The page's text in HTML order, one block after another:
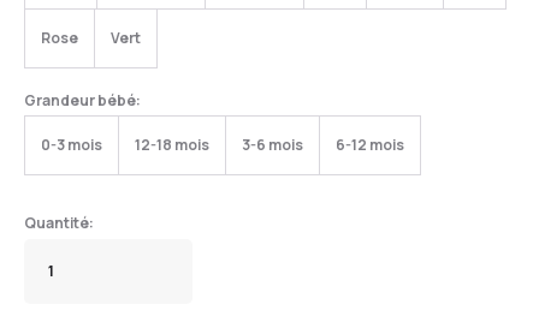
Rose Vert
Grandeur bébé:
0-3 mois 12-18 mois 3-6 mois 6-12 mois